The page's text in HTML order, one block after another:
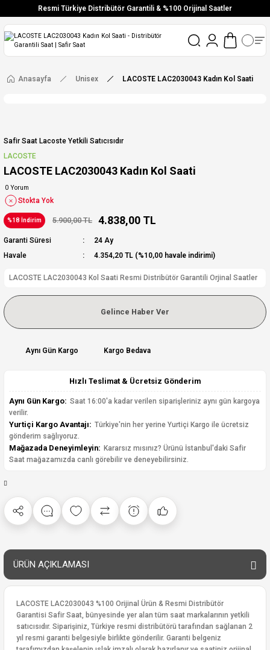
Resmi Türkiye Distribütör Garantili & %100 Orijinal Saatler
Vade Farksız 6 Taksit
Ücretsiz Kargo
Anasayfa Unisex LACOSTE LAC2030043 Kadın Kol Saati
Safir Saat Lacoste Yetkili Satıcısıdır
LACOSTE
LACOSTE LAC2030043 Kadın Kol Saati
0 Yorum
Stokta Yok
%18 İndirim 5.900,00 TL 4.838,00 TL
Garanti Süresi
24 Ay
Havale
4.354,20 TL (%10,00 havale indirimi)
LACOSTE LAC2030043 Kol Saati Resmi Distribütör Garantili Orjinal Saatler
Gelince Haber Ver
Aynı Gün Kargo Kargo Bedava
Hızlı Teslimat & Ücretsiz Gönderim
Aynı Gün Kargo: Saat 16:00'a kadar verilen siparişleriniz aynı gün kargoya
verilir.
Yurtiçi Kargo Avantajı: Türkiye'nin her yerine Yurtiçi Kargo ile ücretsiz
gönderim sağlıyoruz.
Mağazada Deneyimleyin: Kararsız mısınız? Ürünü İstanbul'daki Safir
Saat mağazamızda canlı görebilir ve deneyebilirsiniz.
ÜRÜN AÇIKLAMASI
LACOSTE LAC2030043 %100 Orijinal Ürün & Resmi Distribütör
Garantisi Safir Saat, bünyesinde yer alan tüm saat markalarının yetkili
satıcısıdır. Siparişiniz, Türkiye resmi distribütörü tarafından sağlanan 2
yıl resmi garanti belgesiyle birlikte gönderilir. Garanti belgeniz